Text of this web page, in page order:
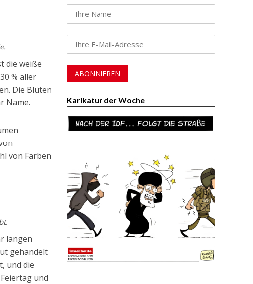
die weiße
% aller
Die Blüten
Name.
von Farben
langen
gehandelt
und die
und
Karikatur der Woche